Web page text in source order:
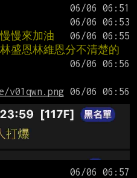
慢來加油
盛恩林維恩分不清楚的